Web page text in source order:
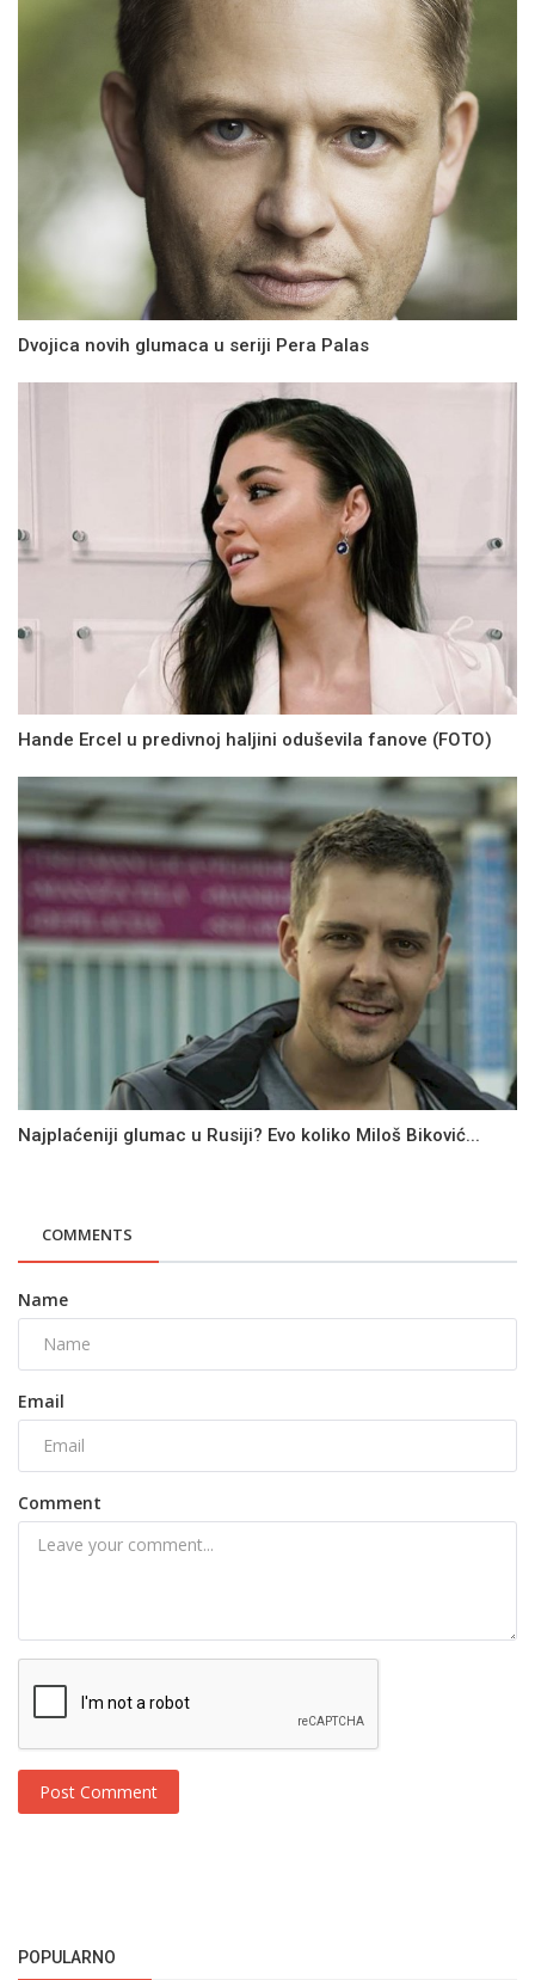
Dvojica novih glumaca u seriji Pera Palas
Hande Ercel u predivnoj haljini oduševila fanove (FOTO)
Najplaćeniji glumac u Rusiji? Evo koliko Miloš Biković...
COMMENTS
Name
Email
Comment
Post Comment
POPULARNO